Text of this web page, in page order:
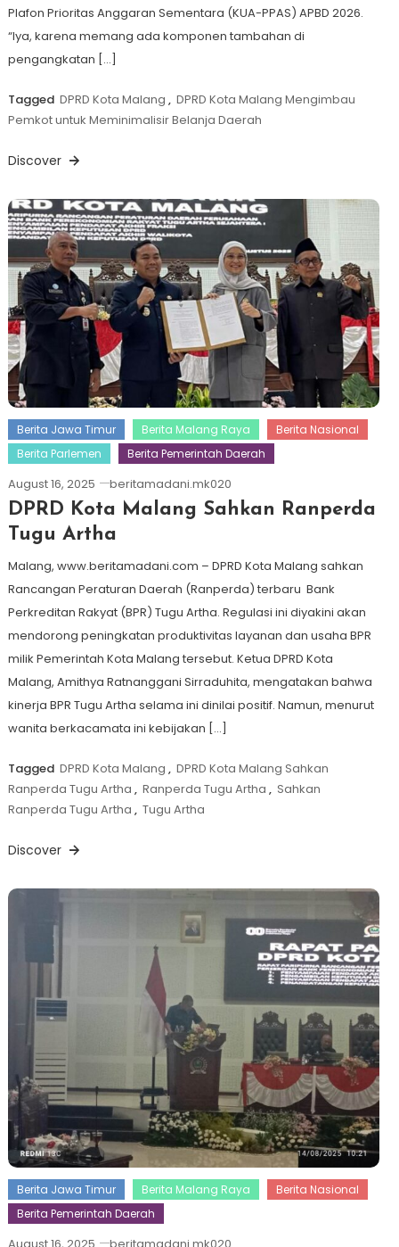
Plafon Prioritas Anggaran Sementara (KUA-PPAS) APBD 2026.
“Iya, karena memang ada komponen tambahan di
pengangkatan […]
Tagged DPRD Kota Malang , DPRD Kota Malang Mengimbau
Pemkot untuk Meminimalisir Belanja Daerah
Discover
Berita Jawa Timur Berita Malang Raya
Berita Nasional
Berita Parlemen
Berita Pemerintah Daerah
August 16, 2025 beritamadani.mk020
DPRD Kota Malang Sahkan Ranperda
Tugu Artha
Malang, www.beritamadani.com – DPRD Kota Malang sahkan
Rancangan Peraturan Daerah (Ranperda) terbaru Bank
Perkreditan Rakyat (BPR) Tugu Artha. Regulasi ini diyakini akan
mendorong peningkatan produktivitas layanan dan usaha BPR
milik Pemerintah Kota Malang tersebut. Ketua DPRD Kota
Malang, Amithya Ratnanggani Sirraduhita, mengatakan bahwa
kinerja BPR Tugu Artha selama ini dinilai positif. Namun, menurut
wanita berkacamata ini kebijakan […]
Tagged DPRD Kota Malang , DPRD Kota Malang Sahkan
Ranperda Tugu Artha , Ranperda Tugu Artha , Sahkan
Ranperda Tugu Artha , Tugu Artha
Discover
Berita Jawa Timur Berita Malang Raya
Berita Nasional
Berita Pemerintah Daerah